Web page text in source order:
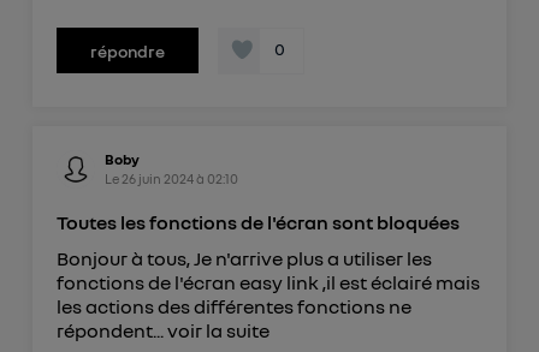
répondre 0
Boby
Le 26 juin 2024à 02:10
Toutes les fonctions de l'écran sont bloquées
Bonjour à tous, Je n'arrive plus a utiliser les
fonctions de l'écran easy link ,il est éclairé mais
les actions des différentes fonctions ne
répondent...voir la suite